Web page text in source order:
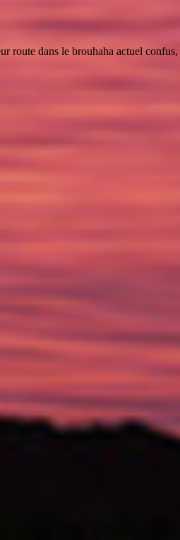
route dans le brouhaha actuel